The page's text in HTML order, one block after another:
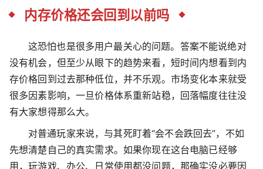
内存价格还会回到以前吗
这恐怕也是很多用户最关心的问题。答案不能说绝对
没有机会，但至少从眼下的趋势来看，短时间内想看到内
存价格回到过去那种低位，并不乐观。市场变化本来就受
很多因素影响，一旦价格体系重新站稳，回落幅度往往没
有大家想得那么大。
对普通玩家来说，与其死盯着“会不会跌回去”，不如
先想清楚自己的真实需求。如果你现在这台电脑已经够
用，玩游戏、办公、日常使用都没问题，那确实没必要因